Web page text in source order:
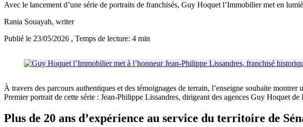
Avec le lancement d’une série de portraits de franchisés, Guy Hoquet l’Immobilier met en
Rania Souayah, writer
Publié le 23/05/2026 , Temps de lecture: 4 min
À travers des parcours authentiques et des témoignages de terrain, l’enseigne souhaite
Premier portrait de cette série : Jean-Philippe Lissandres, dirigeant des agences Guy Hoquet
Plus de 20 ans d’expérience au service du territoire de